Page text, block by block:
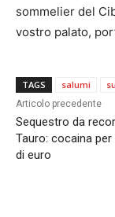
sommelier del
vostro palato,
TAGS salumi
Articolo precedente
Sequestro da
Tauro: cocaina per
di euro